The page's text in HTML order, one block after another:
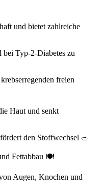
und bietet zahlreiche
Typ-2-Diabetes zu
freien
Haut und senkt
den Stoffwechsel 🥗
Fettabbau 🍽
Augen, Knochen und